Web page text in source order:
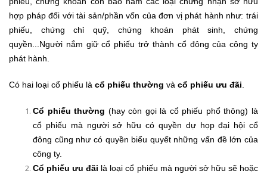
hợp pháp đối với tài sản/phần vốn của đơn vị phát hành như: trái
phiếu, chứng chỉ quỹ, chứng khoán phát sinh, chứng
quyền...Người nắm giữ cổ phiếu trở thành cổ đông của công ty
phát hành.
Có hai loại cổ phiếu là cổ phiếu thường và cổ phiếu ưu đãi.
Cổ phiếu thường (hay còn gọi là cổ phiếu phổ thông) là
cổ phiếu mà người sở hữu có quyền dự họp đại hội cổ
đông cũng như có quyền biểu quyết những vấn đề lớn của
công ty.
Cổ phiếu ưu đãi là loại cổ phiếu mà người sở hữu sẽ hoặc